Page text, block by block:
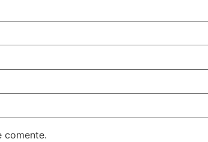
comente.